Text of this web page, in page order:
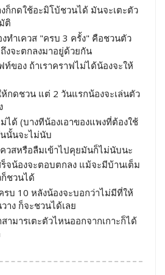
ก็กดใช้อะมิโบ้ชวนได้ มันจะเตะตัว
ติ
ทำเควส "ครบ 3 ครั้ง" คือชวนตัว
งจะตกลงมาอยู่ด้วยกัน
ท์ของ ถ้าเราคราฟไม่ได้น้องจะให้
ห้กดชวน แต่ 2 วันแรกน้องจะเล่นตัว
ได้ (บางทีน้องเอาของแพงที่ต้องใช้
นั้นจะไม่นับ
วสหรือลืมเข้าไปคุยมันก็ไม่นับนะ
ร็จน้องจะตอบตกลง แม้จะมีบ้านเต็ม
ชวนได้
รบ 10 หลังน้องจะบอกว่าไม่มีที่ให้
าง ก็จะชวนได้เลย
ามารเตะตัวไหนออกจากเกาะก็ได้